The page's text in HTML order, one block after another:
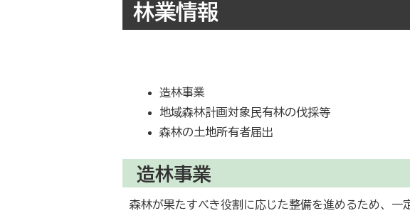
林業情報
造林事業
地域森林計画対象民有林の伐採等
森林の土地所有者届出
造林事業
森林が果たすべき役割に応じた整備を進めるため、一